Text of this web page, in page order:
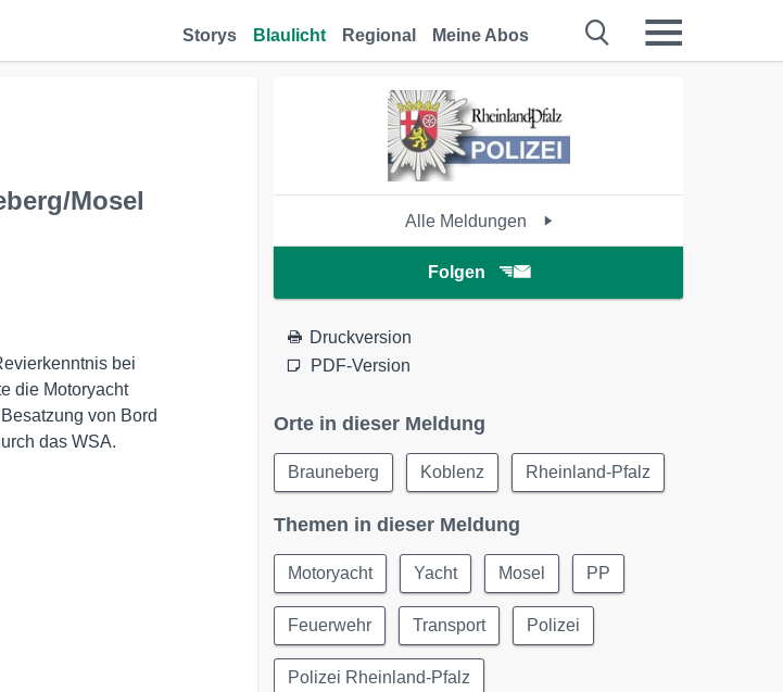
Storys Blaulicht Regional Meine Abos
Mosel
bei
die Motoryacht
von Bord
das WSA.
Alle Meldungen
Folgen
Druckversion
PDF-Version
Orte in dieser Meldung
Brauneberg Koblenz Rheinland-Pfalz
Themen in dieser Meldung
Motoryacht Yacht Mosel PP
Feuerwehr Transport Polizei
Polizei Rheinland-Pfalz